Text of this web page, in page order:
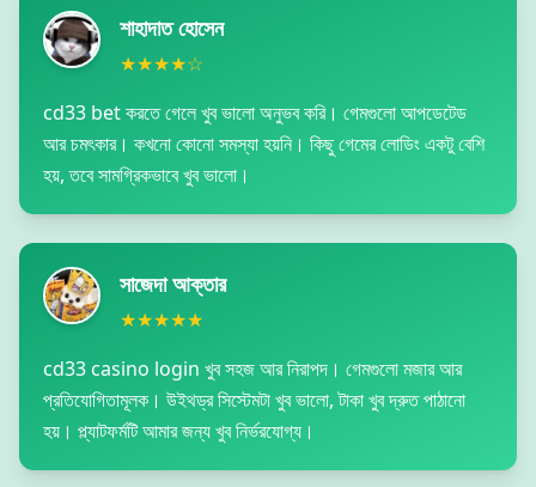
শাহাদাত হোসেন
★★★★☆
cd33 bet করতে গেলে খুব ভালো অনুভব করি। গেমগুলো আপডেটেড
আর চমৎকার। কখনো কোনো সমস্যা হয়নি। কিছু গেমের লোডিং একটু বেশি
হয়, তবে সামগ্রিকভাবে খুব ভালো।
সাজেদা আক্তার
★★★★★
cd33 casino login খুব সহজ আর নিরাপদ। গেমগুলো মজার আর
প্রতিযোগিতামূলক। উইথড্র সিস্টেমটা খুব ভালো, টাকা খুব দ্রুত পাঠানো
হয়। প্ল্যাটফর্মটি আমার জন্য খুব নির্ভরযোগ্য।